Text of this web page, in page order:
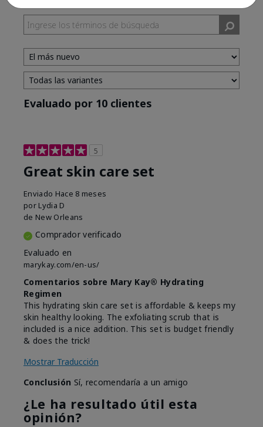
Evaluado por 10 clientes
5
Great skin care set
Enviado Hace 8 meses
por Lydia D
de New Orleans
Comprador verificado
Evaluado en
marykay.com/en-us/
Comentarios sobre Mary Kay® Hydrating
Regimen
This hydrating skin care set is affordable & keeps my
skin healthy looking. The exfoliating scrub that is
included is a nice addition. This set is budget friendly
& does the trick!
Mostrar Traducción
Conclusión Sí, recomendaría a un amigo
¿Le ha resultado útil esta
opinión?